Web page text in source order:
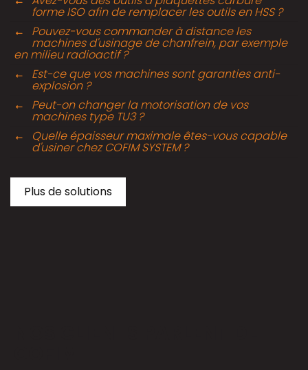
forme ISO afin de remplacer les outils en HSS ?
Pouvez-vous commander à distance les
machines d'usinage de chanfrein, par exemple
en milieu radioactif ?
Est-ce que vos machines sont garanties anti-
explosion ?
Peut-on changer la motorisation de vos
machines type TU3 ?
Quelle épaisseur maximale êtes-vous capable
d'usiner chez COFIM SYSTEM ?
Plus de solutions